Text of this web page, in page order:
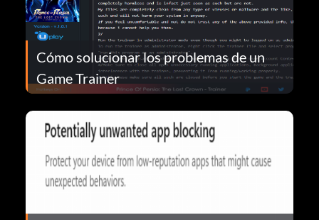
Cómo solucionar los problemas de un
Game Trainer